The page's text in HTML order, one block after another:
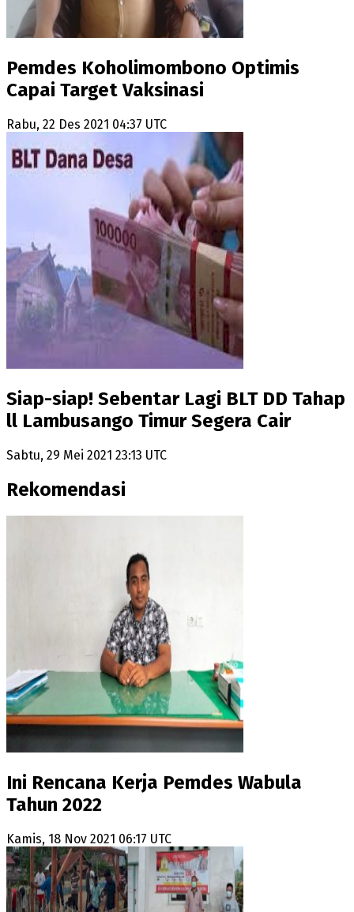
Pemdes Koholimombono Optimis
Capai Target Vaksinasi
Rabu, 22 Des 2021 04:37 UTC
Siap-siap! Sebentar Lagi BLT DD Tahap
ll Lambusango Timur Segera Cair
Sabtu, 29 Mei 2021 23:13 UTC
Rekomendasi
Ini Rencana Kerja Pemdes Wabula
Tahun 2022
Kamis, 18 Nov 2021 06:17 UTC